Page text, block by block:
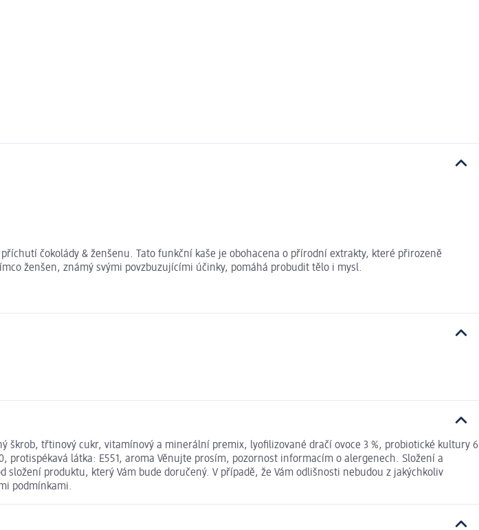
čokolády & ženšenu. Tato funkční kaše je obohacena o přírodní extrakty, které přirozeně
ženšen, známý svými povzbuzujícími účinky, pomáhá probudit tělo i mysl.
třtinový cukr, vitamínový a minerální premix, lyofilizované dračí ovoce 3 %, probiotické kultury 6
látka: E551, aroma Věnujte prosím, pozornost informacím o alergenech. Složení a
produktu, který Vám bude doručený. V případě, že Vám odlišnosti nebudou z jakýchkoliv
podmínkami.